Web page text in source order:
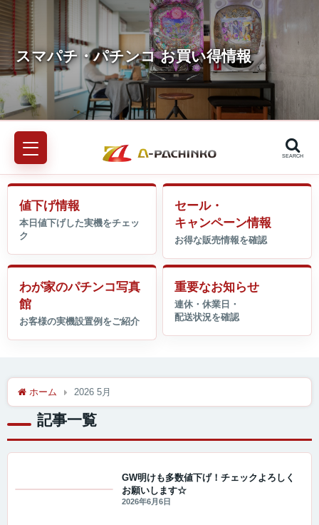
SEARCH
値下げ情報
セール・
キャンペーン情報
わが家のパチンコ写真
館
重要なお知らせ
ホーム 2026 5月
記事一覧
GW明けも多数値下げ！チェックよろしく
お願いします☆
2026年6月6日